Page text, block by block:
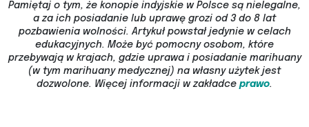
Pamiętaj o tym, że konopie indyjskie w Polsce są nielegalne,
a za ich posiadanie lub uprawę grozi od 3 do 8 lat
pozbawienia wolności. Artykuł powstał jedynie w celach
edukacyjnych. Może być pomocny osobom, które
przebywają w krajach, gdzie uprawa i posiadanie marihuany
(w tym marihuany medycznej) na własny użytek jest
dozwolone. Więcej informacji w zakładce prawo.